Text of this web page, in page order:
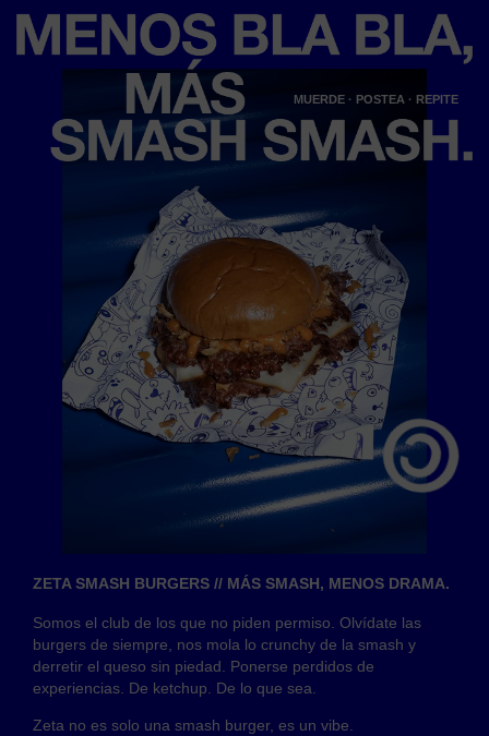
MUERDE · POSTEA · REPITE
ZETA SMASH BURGERS // MÁS SMASH, MENOS DRAMA.
Somos el club de los que no piden permiso. Olvídate las
burgers de siempre, nos mola lo crunchy de la smash y
derretir el queso sin piedad. Ponerse perdidos de
experiencias. De ketchup. De lo que sea.
Zeta no es solo una smash burger, es un vibe.